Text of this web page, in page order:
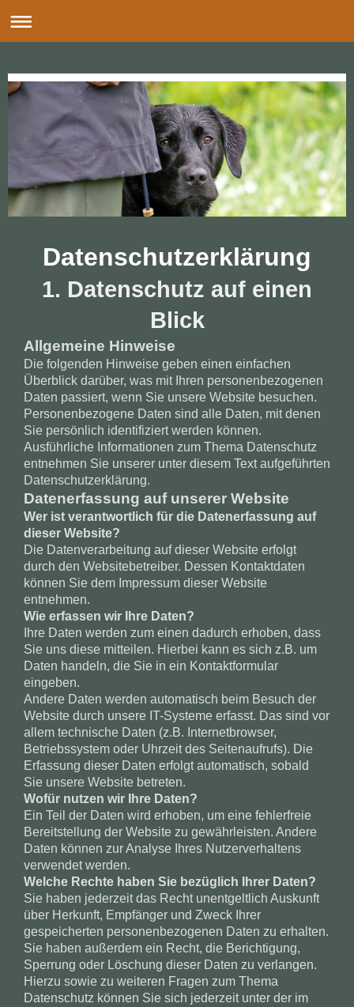
Datenschutzerklärung
1. Datenschutz auf einen
Blick
Allgemeine Hinweise
Die folgenden Hinweise geben einen einfachen
Überblick darüber, was mit Ihren personenbezogenen
Daten passiert, wenn Sie unsere Website besuchen.
Personenbezogene Daten sind alle Daten, mit denen
Sie persönlich identifiziert werden können.
Ausführliche Informationen zum Thema Datenschutz
entnehmen Sie unserer unter diesem Text aufgeführten
Datenschutzerklärung.
Datenerfassung auf unserer Website
Wer ist verantwortlich für die Datenerfassung auf
dieser Website?
Die Datenverarbeitung auf dieser Website erfolgt
durch den Websitebetreiber. Dessen Kontaktdaten
können Sie dem Impressum dieser Website
entnehmen.
Wie erfassen wir Ihre Daten?
Ihre Daten werden zum einen dadurch erhoben, dass
Sie uns diese mitteilen. Hierbei kann es sich z.B. um
Daten handeln, die Sie in ein Kontaktformular
eingeben.
Andere Daten werden automatisch beim Besuch der
Website durch unsere IT-Systeme erfasst. Das sind vor
allem technische Daten (z.B. Internetbrowser,
Betriebssystem oder Uhrzeit des Seitenaufrufs). Die
Erfassung dieser Daten erfolgt automatisch, sobald
Sie unsere Website betreten.
Wofür nutzen wir Ihre Daten?
Ein Teil der Daten wird erhoben, um eine fehlerfreie
Bereitstellung der Website zu gewährleisten. Andere
Daten können zur Analyse Ihres Nutzerverhaltens
verwendet werden.
Welche Rechte haben Sie bezüglich Ihrer Daten?
Sie haben jederzeit das Recht unentgeltlich Auskunft
über Herkunft, Empfänger und Zweck Ihrer
gespeicherten personenbezogenen Daten zu erhalten.
Sie haben außerdem ein Recht, die Berichtigung,
Sperrung oder Löschung dieser Daten zu verlangen.
Hierzu sowie zu weiteren Fragen zum Thema
Datenschutz können Sie sich jederzeit unter der im